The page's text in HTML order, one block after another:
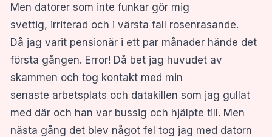
Men datorer som inte funkar gör mig
svettig, irriterad och i värsta fall rosenrasande.
Då jag varit pensionär i ett par månader hände det
första gången. Error! Då bet jag huvudet av
skammen och tog kontakt med min
senaste arbetsplats och datakillen som jag gullat
med där och han var bussig och hjälpte till. Men
nästa gång det blev något fel tog jag med datorn